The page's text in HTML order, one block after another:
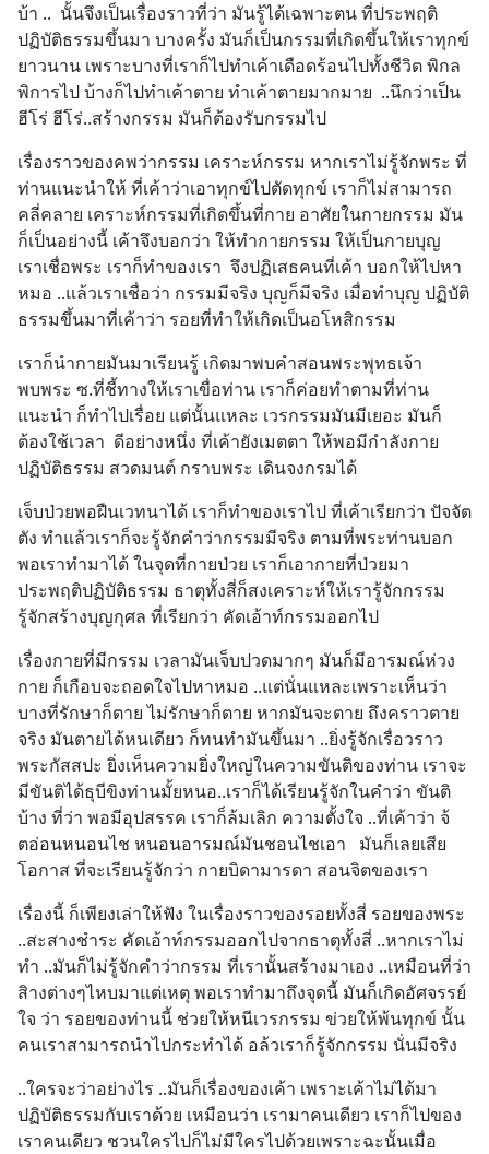
บ้า ..  นั้นจึงเป็นเรื่องราวที่ว่า มันรู้ได้เฉพาะตน ที่ประพฤติ
ปฏิบัติธรรมขึ้นมา บางครั้ง มันก็เป็นกรรมที่เกิดขึ้นให้เราทุกข์
ยาวนาน เพราะบางที่เราก็ไปทำเค้าเดือดร้อนไปทั้งชีวิต พิกล
พิการไป บ้างก็ไปทำเค้าตาย ทำเค้าตายมากมาย  ..นึกว่าเป็น
ฮีโร่ ฮีโร่..สร้างกรรม มันก็ต้องรับกรรมไป
เรื่องราวของคพว่ากรรม เคราะห์กรรม หากเราไม่รู้จักพระ ที่
ท่านแนะนำให้ ที่เค้าว่าเอาทุกข์ไปตัดทุกข์ เราก็ไม่สามารถ
คลี่คลาย เคราะห์กรรมที่เกิดขึ้นที่กาย อาศัยในกายกรรม มัน
ก็เป็นอย่างนี้ เค้าจึงบอกว่า ให้ทำกายกรรม ให้เป็นกายบุญ
เราเชื่อพระ เราก็ทำของเรา  จึงปฏิเสธคนที่เค้า บอกให้ไปหา
หมอ ..แล้วเราเชื่อว่า กรรมมีจริง บุญก็มีจริง เมื่อทำบุญ ปฏิบัติ
ธรรมขึ้นมาที่เค้าว่า รอยที่ทำให้เกิดเป็นอโหสิกรรม
เราก็นำกายมันมาเรียนรู้ เกิดมาพบคำสอนพระพุทธเจ้า
พบพระ ซ.ที่ชี้ทางให้เราเขื่อท่าน เราก็ค่อยทำตามที่ท่าน
แนะนำ ก็ทำไปเรื่อย แต่นั้นแหละ เวรกรรมมันมีเยอะ มันก็
ต้องใช้เวลา  ดีอย่างหนึ่ง ที่เค้ายังเมตตา ให้พอมีกำลังกาย
ปฏิบัติธรรม สวดมนต์ กราบพระ เดินจงกรมได้
เจ็บป่วยพอฝืนเวทนาได้ เราก็ทำของเราไป ที่เค้าเรียกว่า ปัจจัต
ตัง ทำแล้วเราก็จะรู้จักคำว่ากรรมมีจริง ตามที่พระท่านบอก
พอเราทำมาได้ ในจุดที่กายป่วย เราก็เอากายที่ป่วยมา
ประพฤติปฏิบัติธรรม ธาตุทั้งสี่ก็สงเคราะห์ให้เรารู้จักกรรม
รู้จักสร้างบุญกุศล ที่เรียกว่า คัดเอ้าท์กรรมออกไป
เรื่องกายที่มีกรรม เวลามันเจ็บปวดมากๆ มันก็มีอารมณ์ห่วง
กาย ก็เกือบจะถอดใจไปหาหมอ ..แต่นั่นแหละเพราะเห็นว่า
บางที่รักษาก็ตาย ไม่รักษาก็ตาย หากมันจะตาย ถึงคราวตาย
จริง มันตายได้หนเดียว ก็ทนทำมันขึ้นมา ..ยิ่งรู้จักเรื่อวราว
พระกัสสปะ ยิ่งเห็นความยิ่งใหญ่ในความขันติของท่าน เราจะ
มีขันติได้ธุบีขิงท่านมั้ยหนอ..เราก็ได้เรียนรู้จักในคำว่า ขันติ
บ้าง ที่ว่า พอมีอุปสรรค เราก็ล้มเลิก ความตั้งใจ ..ที่เค้าว่า จ้
ตอ่อนหนอนไช หนอนอารมณ์มันชอนไชเอา   มันก็เลยเสีย
โอกาส ที่จะเรียนรู้จักว่า กายบิดามารดา สอนจิตของเรา
เรื่องนี้ ก็เพียงเล่าให้ฟัง ในเรื่องราวของรอยทั้งสี่ รอยของพระ
..สะสางชำระ คัดเอ้าท์กรรมออกไปจากธาตุทั้งสี่ ..หากเราไม่
ทำ ..มันก็ไม่รู้จักคำว่ากรรม ที่เรานั้นสร้างมาเอง ..เหมือนที่ว่า
สิางต่างๆไหบมาแต่เหตุ พอเราทำมาถึงจุดนี้ มันก็เกิดอัศจรรย์
ใจ ว่า รอยของท่านนี้ ช่วยให้หนีเวรกรรม ข่วยให้พ้นทุกข์ นั้น
คนเราสามารถนำไปกระทำได้ อล้วเราก็รู้จักกรรม นั่นมีจริง
..ใครจะว่าอย่างไร ..มันก็เรื่องของเค้า เพราะเค้าไม่ได้มา
ปฏิบัติธรรมกับเราด้วย เหมือนว่า เรามาคนเดียว เราก็ไปของ
เราคนเดียว ชวนใครไปก็ไม่มีใครไปด้วยเพราะฉะนั้นเมื่อ